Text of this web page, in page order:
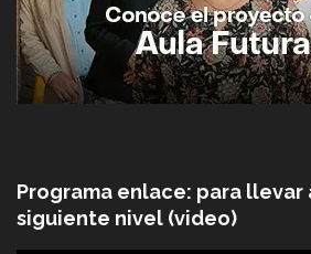
Programa enlace: para llevar
siguiente nivel (video)